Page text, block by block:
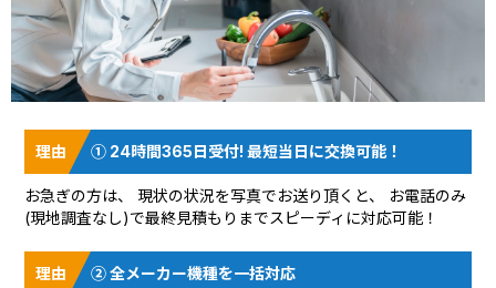
① 24時間365日受付! 最短当日に交換可能！
お急ぎの方は、 現状の状況を写真でお送り頂く と、 お電話のみ
(現地調査なし)で最終見積もりまでスピーディに対応可能！
② 全メーカー機種を一括対応